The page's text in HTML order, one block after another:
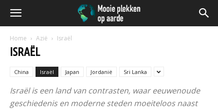
Home Azië Israël
ISRAËL
China Israël Japan Jordanië Sri Lanka
Israël is een land van contrasten, waar eeuwenoude
geschiedenis en moderne steden moeiteloos naast